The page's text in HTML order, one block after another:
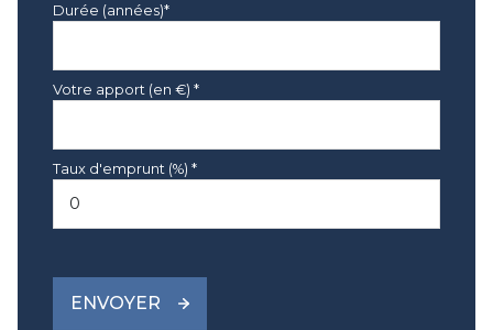
Durée (années)*
Votre apport (en €) *
Taux d'emprunt (%) *
ENVOYER